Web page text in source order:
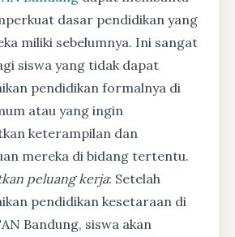
dasar pendidikan yang
miliki sebelumnya. Ini sangat
siswa yang tidak dapat
pendidikan formalnya di
atau yang ingin
keterampilan dan
mereka di bidang tertentu.
peluang kerja: Setelah
pendidikan kesetaraan di
Bandung, siswa akan